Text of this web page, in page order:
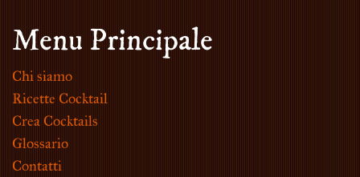
Menu Principale
Chi siamo
Ricette Cocktail
Crea Cocktails
Glossario
Contatti